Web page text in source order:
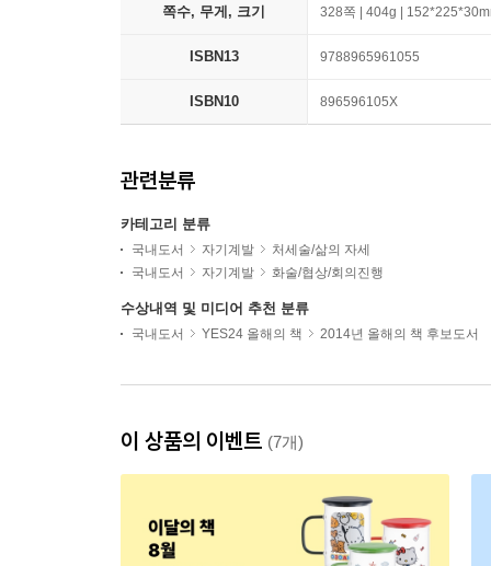
쪽수, 무게, 크기 328쪽 | 404g |
ISBN13 9788965961055
ISBN10 896596105X
관련분류
카테고리 분류
국내도서 자기계발
처세술/삶의 자세
국내도서
자기계발 화술/협상/회의진행
수상내역 및 미디어 추천 분류
국내도서 YES24 올해의 책 2014년 올해의 책 후보도서
이 상품의 이벤트 (7개)